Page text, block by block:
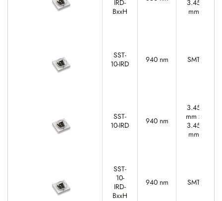
IRD-
BxxH
3.45
mm
SST-
10-IRD
940 nm SMT
SST-
10-IRD
940 nm
3.45
mm x
3.45
mm
SST-
10-
IRD-
BxxH
940 nm SMT